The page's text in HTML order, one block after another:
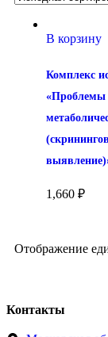
В корзину
Комплекс
«Проблемы
1,660 ₽
Отображение
Контакты